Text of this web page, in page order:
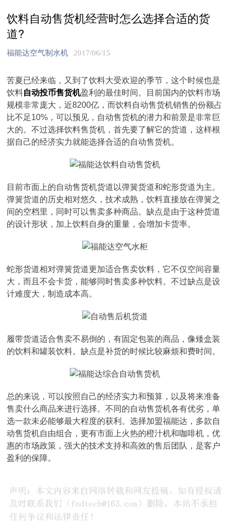
饮料自动售货机经营时怎么选择合适的货
道?
福能达空气制水机 2017/06/15
苦夏已经来临，又到了饮料大受欢迎的季节，这个时候也是
饮料自动投币售货机盈利的最佳时间。目前国内的饮料市场
规模非常庞大，近8200亿，而饮料自动售货机销售的份额占
比不足10%，可以预见，自动售货机的潜力和前景是非常巨
大的。不过选择饮料售货机，首先要了解它的货道，这样根
据自己的经济实力就能选择合适的自动售货机。
目前市面上的自动售货机货道以弹簧货道和蛇形货道为主。
弹簧货道的历史相对悠久，技术成熟，饮料直接放在弹簧之
间的空档里，同时可以售卖多种商品。缺点是由于这种货道
的设计形状，加上饮料自身的重量，会增加卡货率。
蛇形货道相对弹簧货道更加适合售卖饮料，它不仅空间容量
大，而且不会卡货，能够同时售卖多种饮料。不过缺点是设
计难度大，制造成本高。
履带货道适合售卖不易倒的，有固定包装的商品，像矮盒装
的饮料和罐装饮料。缺点是补货的时候比较麻烦和费时间。
总的来说，可以按照自己的经济实力和预算，以及将来准备
售卖什么商品来进行选择。不同的自动售货机各有优劣，单
选一款未必能够最大程度的获利。选择加盟福能达，多款自
动售货机自由组合，更有市面上火热的橙汁机和咖啡机，优
惠的市场政策，强大的技术支持和高效的售后团队，是客户
盈利的保障。